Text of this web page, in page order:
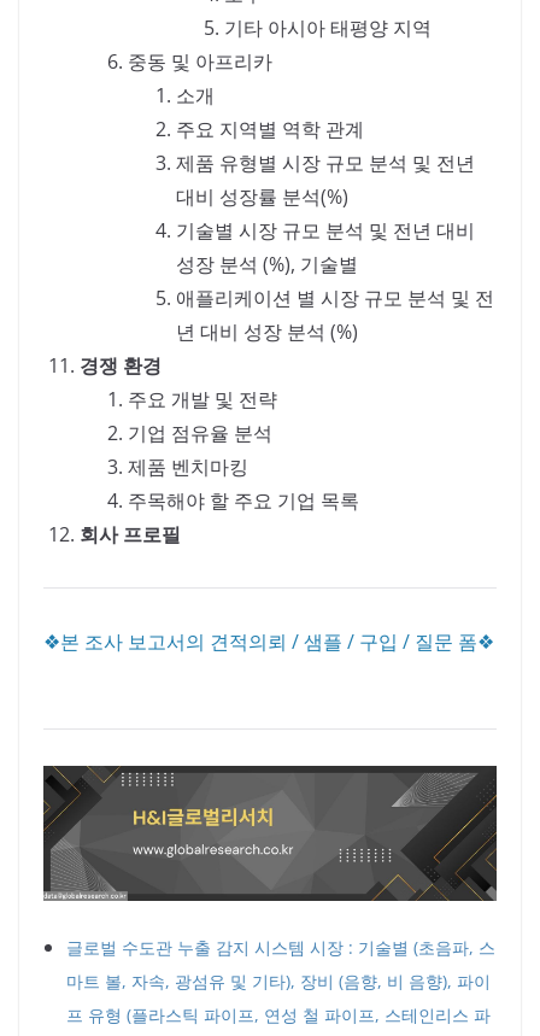
기타 아시아 태평양 지역
중동 및 아프리카
소개
주요 지역별 역학 관계
제품 유형별 시장 규모 분석 및 전년
대비 성장률 분석(%)
기술별 시장 규모 분석 및 전년 대비
성장 분석 (%), 기술별
애플리케이션 별 시장 규모 분석 및 전
년 대비 성장 분석 (%)
경쟁 환경
주요 개발 및 전략
기업 점유율 분석
제품 벤치마킹
주목해야 할 주요 기업 목록
회사 프로필
❖본 조사 보고서의 견적의뢰 / 샘플 / 구입 / 질문 폼❖
글로벌 수도관 누출 감지 시스템 시장 : 기술별 (초음파, 스
마트 볼, 자속, 광섬유 및 기타), 장비 (음향, 비 음향), 파이
프 유형 (플라스틱 파이프, 연성 철 파이프, 스테인리스 파